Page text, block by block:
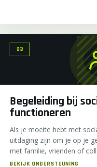
03
Begeleiding bij
functioneren
Als je moeite hebt met
uitdaging zijn om je op je
met familie, vrienden of
begrijpen we dat het